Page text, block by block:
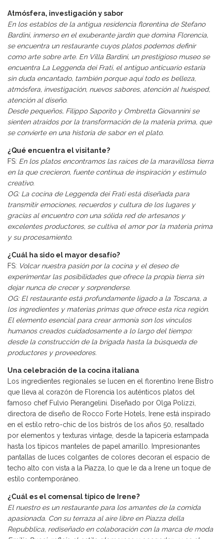
Atmósfera, investigación y sabor
En los establos de la antigua residencia florentina de Stefano
Bardini, inmerso en el exuberante jardín que domina Florencia,
se encuentra un restaurante cuyos platos podemos definir
como arte sobre arte. En Villa Bardini, un prestigioso museo se
encuentra La Leggenda dei Frati, el antiguo anticuario estaría
sin duda encantado, también porque aquí todo es belleza,
atmósfera, investigación, nuevos sabores, atención al huésped,
atención al diseño.
Desde pequeños, Filippo Saporito y Ombretta Giovannini se
sienten atraídos por la transformación de la materia prima, que
se convierte en una historia de sabor en el plato.
¿Qué encuentra el visitante?
FS: En los platos encontramos las raíces de la maravillosa tierra
en la que crecieron, fuente continua de inspiración y estímulo
creativo.
OG: La cocina de Leggenda dei Frati está diseñada para
transmitir emociones, recuerdos y cultura de los lugares y
gracias al encuentro con una sólida red de artesanos y
excelentes productores, se cultiva el amor por la materia prima
y su procesamiento.
¿Cuál ha sido el mayor desafío?
FS: Volcar nuestra pasión por la cocina y el deseo de
experimentar las posibilidades que ofrece la propia tierra sin
dejar nunca de crecer y sorprenderse.
OG: El restaurante está profundamente ligado a la Toscana, a
los ingredientes y materias primas que ofrece esta rica región.
El elemento esencial para crear armonía son los vínculos
humanos creados cuidadosamente a lo largo del tiempo:
desde la construcción de la brigada hasta la búsqueda de
productores y proveedores.
Una celebración de la cocina italiana
Los ingredientes regionales se lucen en el florentino Irene Bistro
que lleva al corazón de Florencia los auténticos platos del
famoso chef Fulvio Pierangelini. Diseñado por Olga Polizzi,
directora de diseño de Rocco Forte Hotels, Irene está inspirado
en el estilo retro-chic de los bistrós de los años 50, resaltado
por elementos y texturas vintage, desde la tapicería estampada
hasta los típicos manteles de papel amarillo. Impresionantes
pantallas de luces colgantes de colores decoran el espacio de
techo alto con vista a la Piazza, lo que le da a Irene un toque de
estilo contemporáneo.
¿Cuál es el comensal típico de Irene?
El nuestro es un restaurante para los amantes de la comida
apasionada. Con su terraza al aire libre en Piazza della
Repubblica, rediseñado en colaboración con la marca de moda